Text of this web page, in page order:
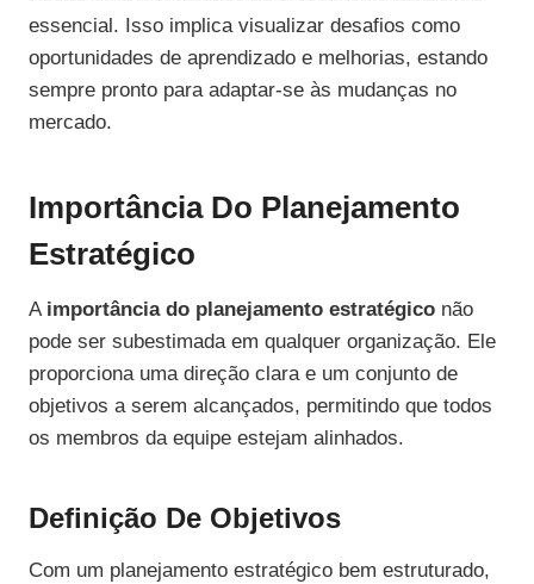
essencial. Isso implica visualizar desafios como
oportunidades de aprendizado e melhorias, estando
sempre pronto para adaptar-se às mudanças no
mercado.
Importância Do Planejamento
Estratégico
A importância do planejamento estratégico não
pode ser subestimada em qualquer organização. Ele
proporciona uma direção clara e um conjunto de
objetivos a serem alcançados, permitindo que todos
os membros da equipe estejam alinhados.
Definição De Objetivos
Com um planejamento estratégico bem estruturado,